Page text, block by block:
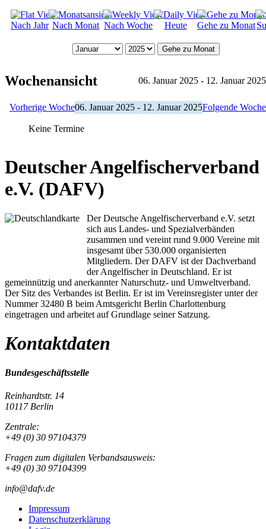
Nach Jahr Nach Monat Nach Woche Heute Gehe zu Monat
Gehe zu Monat
Wochenansicht 06. Januar 2025 - 12. Januar 2025
Vorherige Woche06. Januar 2025 - 12. Januar 2025Folgende Woche
Keine Termine
Deutscher Angelfischerverband
e.V. (DAFV)
Der Deutsche Angelfischerverband e.V. setzt
sich aus Landes- und Spezialverbänden
zusammen und vereint rund 9.000 Vereine mit
insgesamt über 530.000 organisierten
Mitgliedern. Der DAFV ist der Dachverband
der Angelfischer in Deutschland. Er ist
gemeinnützig und anerkannter Naturschutz- und Umweltverband.
Der Sitz des Verbandes ist Berlin. Er ist im Vereinsregister unter der
Nummer 32480 B beim Amtsgericht Berlin Charlottenburg
eingetragen und arbeitet auf Grundlage seiner Satzung.
Kontaktdaten
Bundesgeschäftsstelle
Reinhardtstr. 14
10117 Berlin
Zentrale:
+49 (0) 30 97104379
Fragen zum digitalen Verbandsausweis:
+49 (0) 30 97104399
info@dafv.de
Impressum
Datenschutzerklärung